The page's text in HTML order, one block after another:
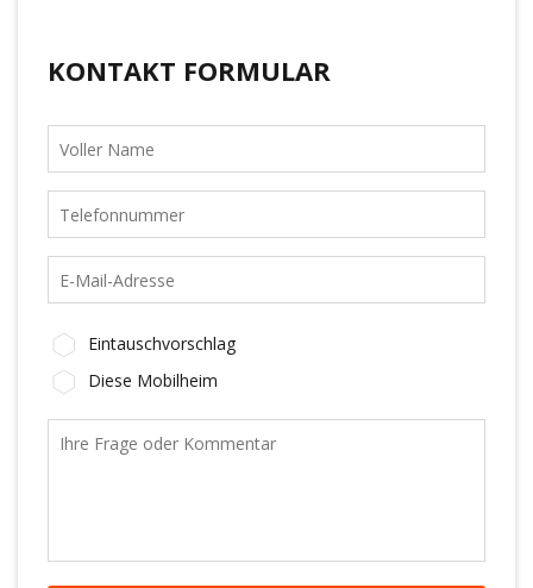
KONTAKT FORMULAR
Eintauschvorschlag
Diese Mobilheim